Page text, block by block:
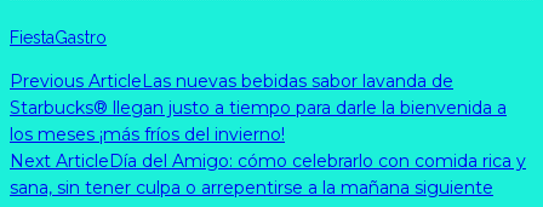
FiestaGastro
Previous Article Las nuevas bebidas sabor lavanda de
Starbucks® llegan justo a tiempo para darle la bienvenida a
los meses ¡más fríos del invierno!
Next Article Día del Amigo: cómo celebrarlo con comida rica y
sana, sin tener culpa o arrepentirse a la mañana siguiente